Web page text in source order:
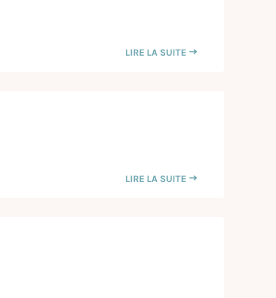
LIRE LA SUITE
LIRE LA SUITE